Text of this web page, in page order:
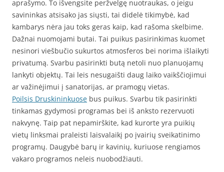
aprašymo. To išvengsite peržvelgę nuotraukas, o jeigu
savininkas atsisako jas siųsti, tai didelė tikimybė, kad
kambarys nėra jau toks geras kaip, kad rašoma skelbime.
Dažnai nuomojami butai. Tai puikus pasirinkimas kuomet
nesinori viešbučio sukurtos atmosferos bei norima išlaikyti
privatumą. Svarbu pasirinkti butą netoli nuo planuojamų
lankyti objektų. Tai leis nesugaišti daug laiko vaikščiojimui
ar važinėjimui į sanatorijas, ar pramogų vietas.
Poilsis Druskininkuose bus puikus. Svarbu tik pasirinkti
tinkamas gydymosi programas bei iš anksto rezervuoti
nakvynę. Taip pat nepamirškite, kad kurorte yra puikių
vietų linksmai praleisti laisvalaikį po įvairių sveikatinimo
programų. Daugybė barų ir kavinių, kuriuose rengiamos
vakaro programos neleis nuobodžiauti.